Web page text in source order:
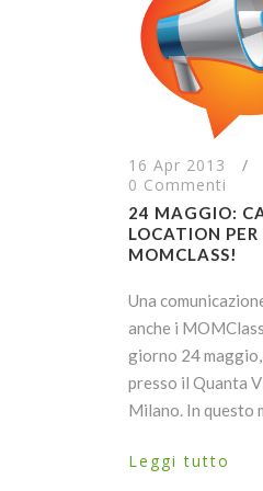
16 Apr 2013
/
0 Commenti
24 MAGGIO:
LOCATION PER
MOMCLASS!
Una
anche i
giorno 24
presso il Quanta
Milano. In questo
Leggi tutto